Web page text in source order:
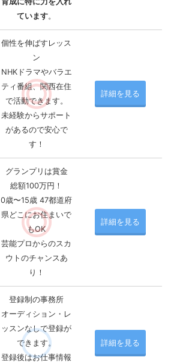
ています。
個性を伸ばすレッス
ン
NHKドラマやバラエ
ティ番組、関西在住
で活動できます。
未経験からサポート
があるので安心で
す！
詳細を見る
グランプリは賞金
総額100万円！
0歳〜15歳 47都道府
県どこにお住まいで
もOK
芸能プロからのスカ
ウトのチャンスあ
り！
詳細を見る
登録制の事務所
オーディション・レ
ッスンなしで登録が
できます。
登録後はお仕事情報
詳細を見る